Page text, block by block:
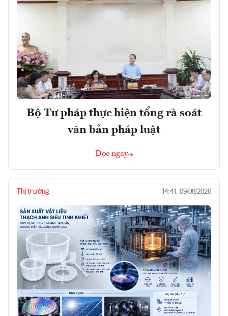
Bộ Tư pháp thực hiện tổng rà soát
văn bản pháp luật
Đọc ngay
Thị trường 14:41, 09/08/2026